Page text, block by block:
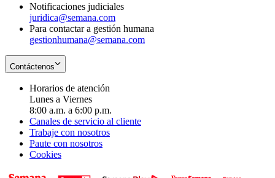
Notificaciones judiciales
juridica@semana.com
Para contactar a gestión humana
gestionhumana@semana.com
Contáctenos
Horarios de atención
Lunes a Viernes
8:00 a.m. a 6:00 p.m.
Canales de servicio al cliente
Trabaje con nosotros
Paute con nosotros
Cookies